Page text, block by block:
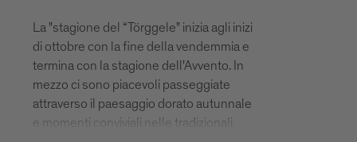
La "stagione del “Törggele" inizia agli inizi
di ottobre con la fine della vendemmia e
termina con la stagione dell'Avvento. In
mezzo ci sono piacevoli passeggiate
attraverso il paesaggio dorato autunnale
e momenti conviviali nelle tradizionali